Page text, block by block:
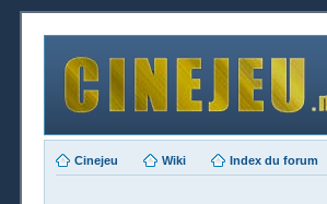
Cinejeu Wiki Index du forum